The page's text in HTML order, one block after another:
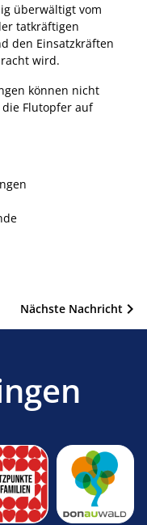
überwältigt vom
tatkräftigen
den Einsatzkräften
wird.
können nicht
Flutopfer auf
Nächste Nachricht